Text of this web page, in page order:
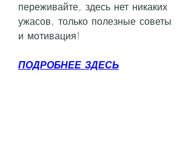
переживайте, здесь нет никаких
ужасов, только полезные советы
и мотивация!
ПОДРОБНЕЕ ЗДЕСЬ